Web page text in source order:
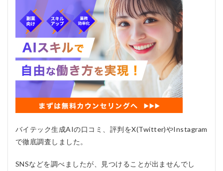
バイテック生成AIの口コミ、評判をX(Twitter)やInstagram
で徹底調査しました。
SNSなどを調べましたが、見つけることが出ませんでし